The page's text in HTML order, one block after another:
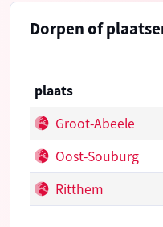
Dorpen of
plaats
Groot-Abeele
Oost-Souburg
Ritthem